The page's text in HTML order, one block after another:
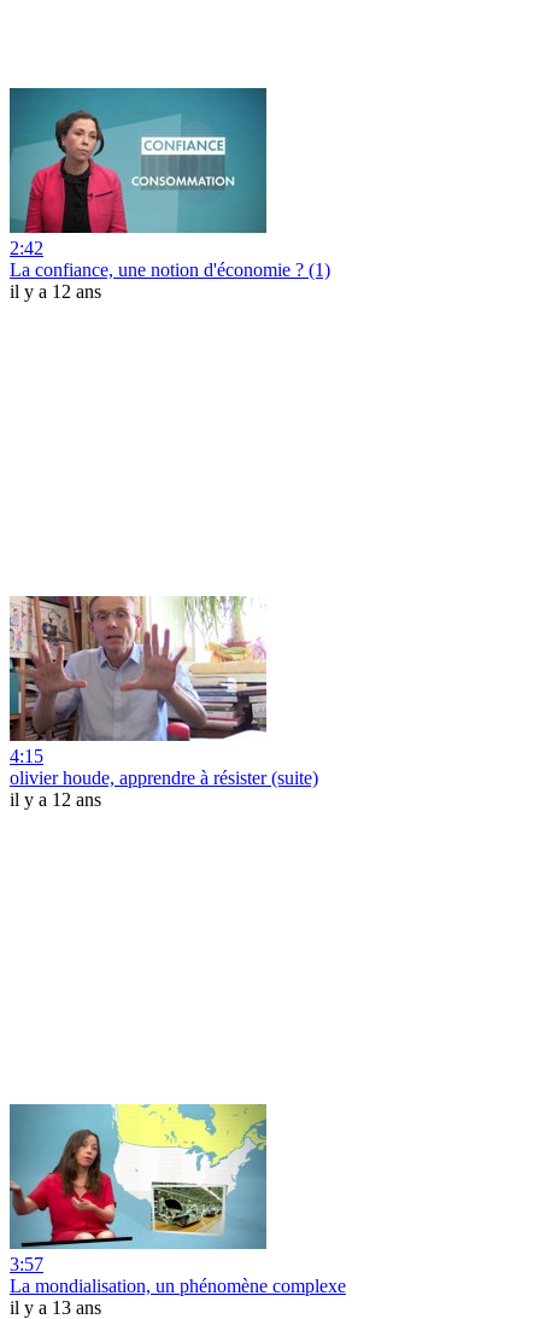
2:42
La confiance, une notion d'économie ? (1)
il y a 12 ans
4:15
olivier houde, apprendre à résister (suite)
il y a 12 ans
3:57
La mondialisation, un phénomène complexe
il y a 13 ans